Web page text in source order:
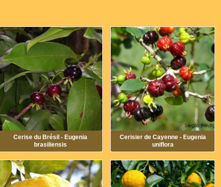
Cerise du Brésil - Eugenia
brasiliensis
Cerisier de Cayenne - Eugenia
uniflora